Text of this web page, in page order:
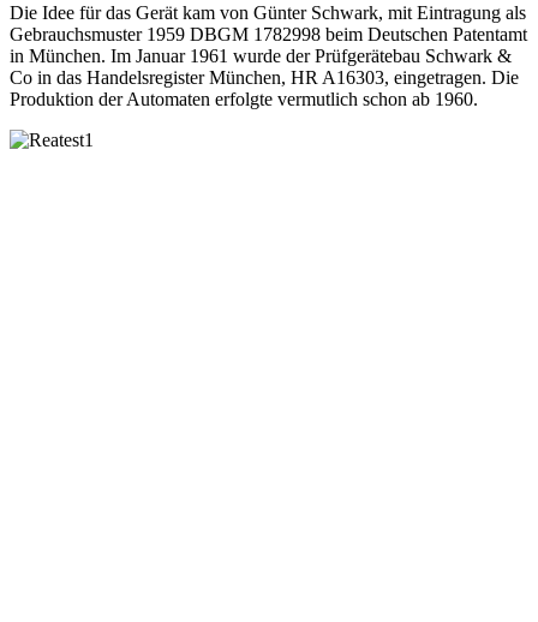
Die Idee für das Gerät kam von Günter Schwark, mit Eintragung als
Gebrauchsmuster 1959 DBGM 1782998 beim Deutschen Patentamt
in München. Im Januar 1961 wurde der Prüfgerätebau Schwark &
Co in das Handelsregister München, HR A16303, eingetragen. Die
Produktion der Automaten erfolgte vermutlich schon ab 1960.